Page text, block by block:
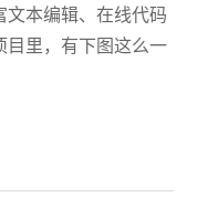
本编辑、在线代码
目里，有下图这么一